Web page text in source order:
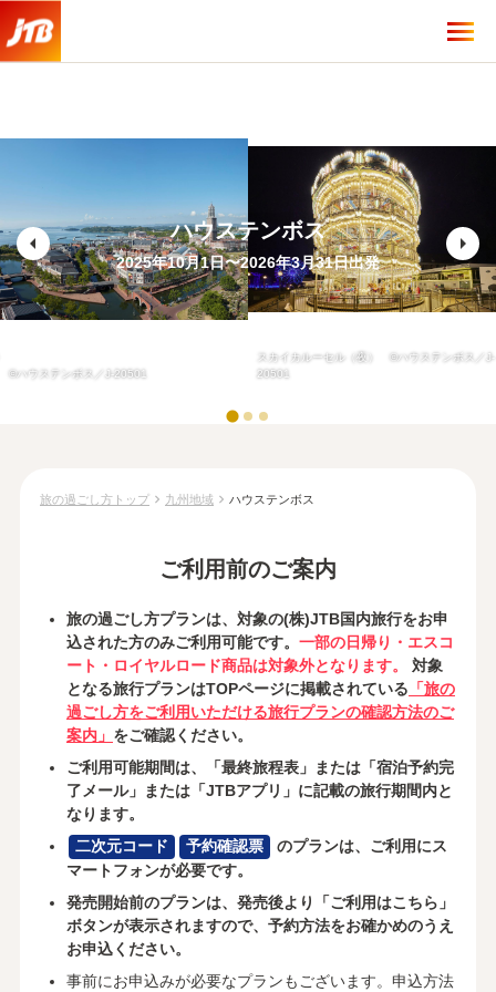
©ハウステンボス／J-20501
スカイカルーセル（夜） ©ハウステンボス／J-
20501
arrow_left arrow_right
ハウステンボス
2025年10月1日〜2026年3月31日出発
旅の過ごし方トップ chevron_right 九州地域 chevron_right ハウステンボス
ご利用前のご案内
旅の過ごし方プランは、対象の(株)JTB国内旅行をお申
込された方のみご利用可能です。 一部の日帰り・エスコ
ート・ロイヤルロード商品は対象外となります。
対象
となる旅行プランはTOPページに掲載されている 「旅の
過ごし方をご利用いただける旅行プランの確認方法のご
案内」 をご確認ください。
ご利用可能期間は、「最終旅程表」または「宿泊予約完
了メール」または「JTBアプリ」に記載の旅行期間内と
なります。
二次元コード
予約確認票
のプランは、ご利用にス
マートフォンが必要です。
発売開始前のプランは、発売後より「ご利用はこちら」
ボタンが表示されますので、予約方法をお確かめのうえ
お申込ください。
事前にお申込みが必要なプランもございます。申込方法